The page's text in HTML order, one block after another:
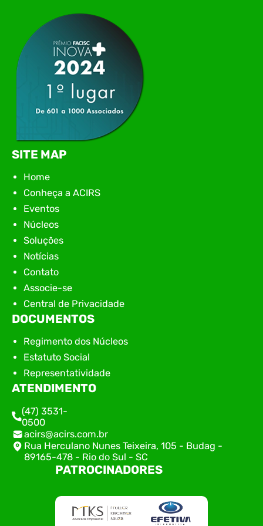
apresentação de novas iniciativas para o setor. O
encontro aconteceu em Rio…
SITE MAP
Home
Conheça a ACIRS
Eventos
Núcleos
Soluções
Notícias
Contato
Associe-se
Central de Privacidade
DOCUMENTOS
Regimento dos Núcleos
Estatuto Social
Representatividade
ATENDIMENTO
(47) 3531-
0500
acirs@acirs.com.br
Rua Herculano Nunes Teixeira, 105 - Budag -
89165-478 - Rio do Sul - SC
PATROCINADORES